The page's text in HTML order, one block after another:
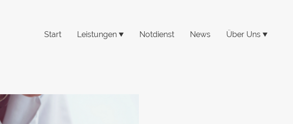
Start Leistungen Notdienst News Über Uns